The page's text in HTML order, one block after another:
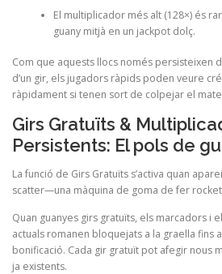
El multiplicador més alt (128×) és
guany mitjà en un jackpot dolç.
Com que aquests llocs només persisteixen
d’un gir, els jugadors ràpids poden veure
ràpidament si tenen sort de colpejar el
Girs Gratuïts &
Persistents: El pols de
La funció de Girs Gratuïts s’activa quan
scatter—una màquina de goma de fer
Quan guanyes girs gratuïts, els marcadors i
actuals romanen bloquejats a la graella fins
bonificació. Cada gir gratuït pot afegir nous
ja existents.